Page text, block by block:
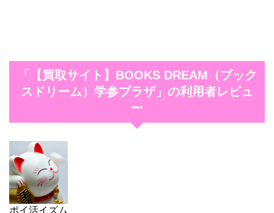
「【買取サイト】BOOKS DREAM（ブック
スドリーム）学参プラザ」の利用者レビュ
ー
ポイ活イズム